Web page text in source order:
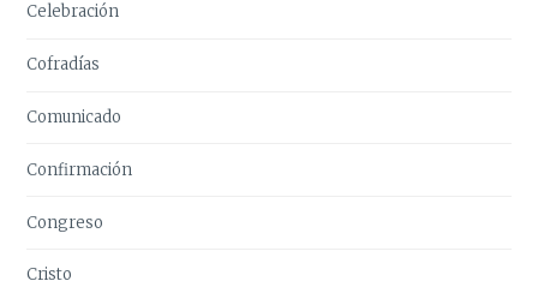
Celebración
Cofradías
Comunicado
Confirmación
Congreso
Cristo